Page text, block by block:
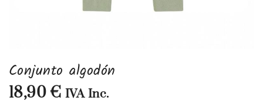
Conjunto algodón
18,90 € IVA Inc.